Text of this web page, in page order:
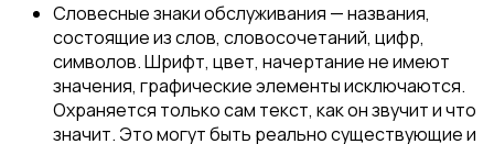
Словесные знаки обслуживания — названия,
состоящие из слов, словосочетаний, цифр,
символов. Шрифт, цвет, начертание не имеют
значения, графические элементы исключаются.
Охраняется только сам текст, как он звучит и что
значит. Это могут быть реально существующие и